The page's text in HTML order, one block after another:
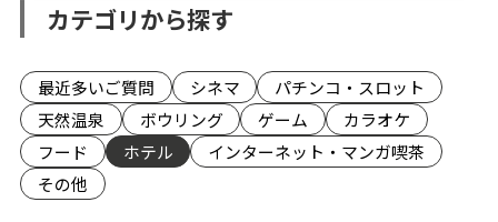
カテゴリから探す
最近多いご質問 シネマ
パチンコ・スロット
天然温泉
ボウリング ゲーム
カラオケ
フード
ホテル
インターネット・マンガ喫茶
その他